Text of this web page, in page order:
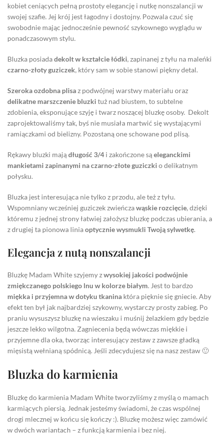
kobiet ceniących pełną prostoty elegancję i nutkę nonszalancji w
swojej szafie. Jej krój jest łagodny i dostojny. Pozwala czuć się
swobodnie mając jednocześnie pewność szykownego wyglądu w
ponadczasowym stylu.
Bluzka posiadadekolt w kształcie łódki, zapinanej z tyłu na maleńki
czarno-złoty guziczek, który sam w sobie stanowi piękny detal.
Szeroka ozdobna plisaz podwójnej warstwy materiału oraz
delikatne marszczenie bluzki tuż nad biustem, to subtelne
zdobienia, eksponujące szyję i twarz noszącej bluzkę osoby. Dekolt
zaprojektowaliśmy tak, byś nie musiała martwić się wystającymi
ramiączkami od bielizny. Pozostaną one schowane pod plisą.
Rękawy bluzki majądługość 3/4 i zakończone sąeleganckimi
mankietami zapinanymi na czarno-złote guziczki o delikatnym
połysku.
Bluzka jest interesująca nie tylko z przodu, ale też z tyłu.
Wspomniany wcześniej guziczek zwieńczawąskie rozcięcie, dzięki
któremu z jednej strony łatwiej założysz bluzkę podczas ubierania, a
z drugiej ta pionowa liniaoptycznie wysmukli Twoją sylwetkę.
Elegancja z nutą nonszalancji
Bluzkę Madam White szyjemy zwysokiej jakości podwójnie
zmiękczanego polskiego lnu w kolorze białym. Jest to bardzo
miękka i przyjemna w dotyku tkanina która pięknie się gniecie. Aby
efekt ten był jak najbardziej szykowny, wystarczy prosty zabieg. Po
praniu wysuszysz bluzkę na wieszaku i muśnij żelazkiem gdy będzie
jeszcze lekko wilgotna. Zagniecenia będą wówczas miękkie i
przyjemne dla oka, tworząc interesujący zestaw z zawsze gładką
mięsistą wełnianą spódnicą. Jeśli zdecydujesz się na nasz zestaw 🙂
Bluzka do karmienia
Bluzkę do karmienia Madam White tworzyliśmy z myślą o mamach
karmiących piersią. Jednak jesteśmy świadomi, że czas wspólnej
drogi mlecznej w końcu się kończy :). Bluzkę możesz więc zamówić
w dwóch wariantach – z funkcją karmienia i bez niej.